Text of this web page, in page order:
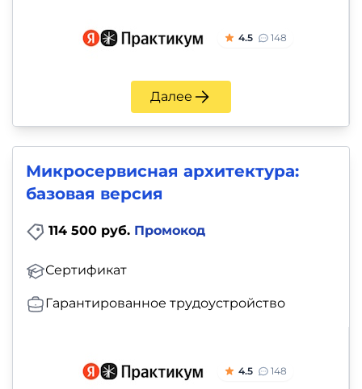
4.5 148
Далее
Микросервисная архитектура:
базовая версия
114 500 руб. Промокод
Сертификат
Гарантированное трудоустройство
4.5 148